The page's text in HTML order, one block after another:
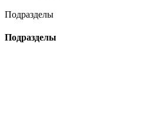
Подразделы
Подразделы